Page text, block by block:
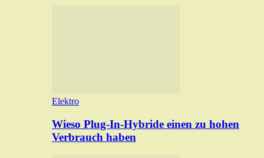
Elektro
Wieso Plug-In-Hybride einen zu hohen
Verbrauch haben